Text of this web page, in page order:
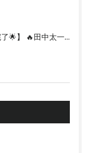
【🌟本日のYouTube投稿完了🌟】 🔥田中太一さんをスペシャルゲストに🔥 8月22日(土)オフロード・ホリデー最新情報！！